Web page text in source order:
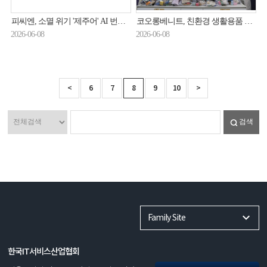
피씨엔, 소멸 위기 '제주어' AI 번역 모델 개발…오픈소스로 전면 공개
2026-06-08
코오롱베니트, 친환경 생활용품 키트 나눔 봉사 진행
2026-06-08
< 6 7 8 9 10 >
검색
Family Site
한국IT서비스산업협회